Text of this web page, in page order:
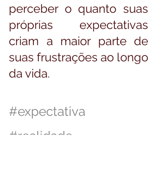
perceber o quanto suas
próprias expectativas
criam a maior parte de
suas frustrações ao longo
da vida.
#expectativa
#realidade